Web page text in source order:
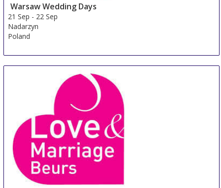
Warsaw Wedding Days
21 Sep - 22 Sep
Nadarzyn
Poland